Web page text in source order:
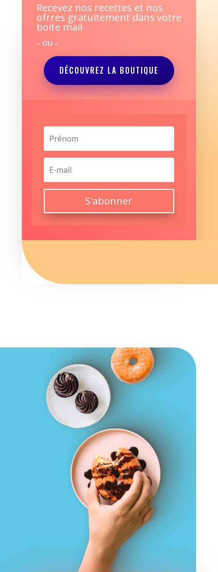
Recevez nos recettes et nos
ofrres gratuitement dans votre
boite mail
– OU –
DÉCOUVREZ LA BOUTIQUE
S'abonner